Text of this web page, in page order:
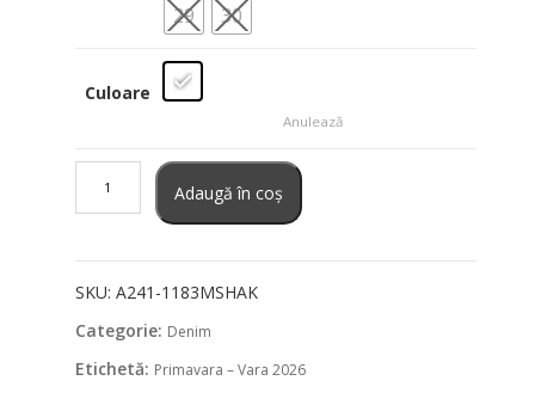
29
30
Culoare
Anulează
Blugi
Adaugă în coș
SKU: A241-1183MSHAK
Categorie: Denim
Etichetă: Primavara – Vara 2026